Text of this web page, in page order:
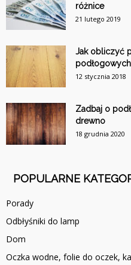
różnice
21 lutego 2019
Jak obliczyć
12 stycznia 2018
Zadbaj o
drewno
18 grudnia 2020
POPULARNE
Porady
Odbłyśniki do lamp
Dom
Oczka wodne, folie do oczek,